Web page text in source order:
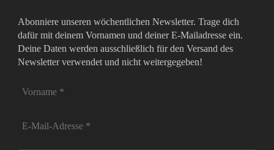
Abonniere unseren wöchentlichen Newsletter. Trage dich
dafür mit deinem Vornamen und deiner E-Mailadresse ein.
Deine Daten werden ausschließlich für den Versand des
Newsletter verwendet und nicht weitergegeben!